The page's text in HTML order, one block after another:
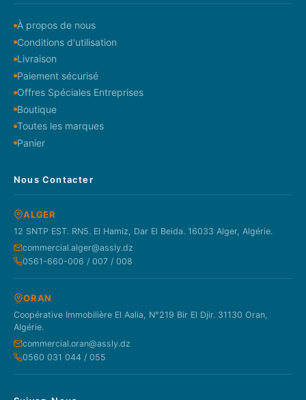
À propos de nous
Conditions d'utilisation
Livraison
Paiement sécurisé
Offres Spéciales Entreprises
Boutique
Toutes les marques
Panier
Nous Contacter
ALGER
12 SNTP EST. RN5. El Hamiz, Dar El Beida. 16033 Alger, Algérie.
commercial.alger@assly.dz
0561-660-006 / 007 / 008
ORAN
Coopérative Immobilière El Aalia, N°219 Bir El Djir. 31130 Oran,
Algérie.
commercial.oran@assly.dz
0560 031 044 / 055